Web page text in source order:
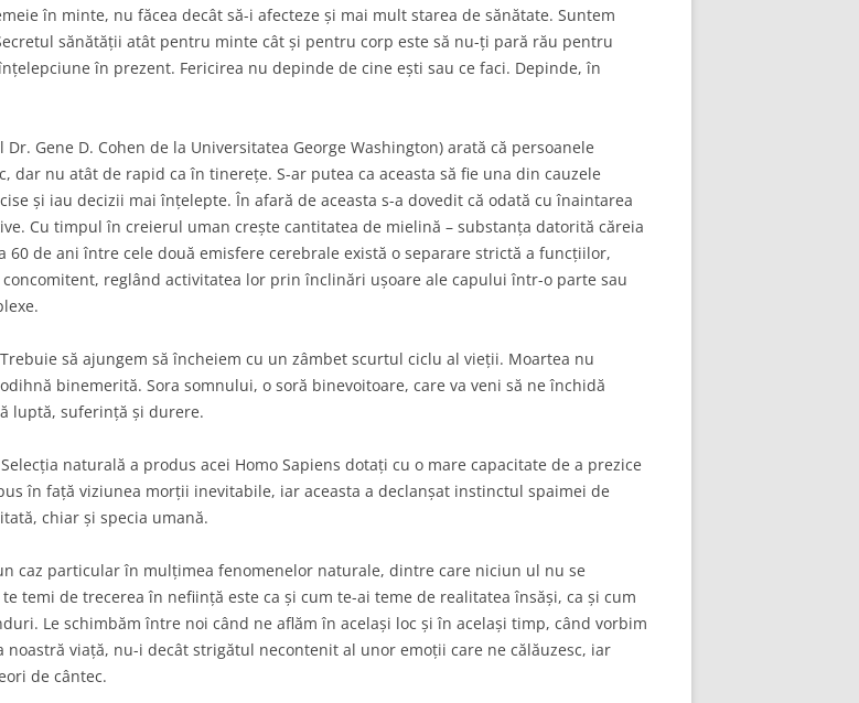
în minte, nu făcea decât să-i afecteze și mai mult starea de sănătate. Suntem
sănătății atât pentru minte cât și pentru corp este să nu-ți pară rău pentru
în prezent. Fericirea nu depinde de cine ești sau ce faci. Depinde, în
Gene D. Cohen de la Universitatea George Washington) arată că persoanele
nu atât de rapid ca în tinerețe. S-ar putea ca aceasta să fie una din cauzele
și iau decizii mai înțelepte. În afară de aceasta s-a dovedit că odată cu înaintarea
Cu timpul în creierul uman crește cantitatea de mielină – substanța datorită căreia
de ani între cele două emisfere cerebrale există o separare strictă a funcțiilor,
reglând activitatea lor prin înclinări ușoare ale capului într-o parte sau
să ajungem să încheiem cu un zâmbet scurtul ciclu al vieții. Moartea nu
binemerită. Sora somnului, o soră binevoitoare, care va veni să ne închidă
luptă, suferință și durere.
naturală a produs acei Homo Sapiens dotați cu o mare capacitate de a prezice
în față viziunea morții inevitabile, iar aceasta a declanșat instinctul spaimei de
chiar și specia umană.
particular în mulțimea fenomenelor naturale, dintre care niciun ul nu se
temi de trecerea în neființă este ca și cum te-ai teme de realitatea însăși, ca și cum
Le schimbăm între noi când ne aflăm în același loc și în același timp, când vorbim
viață, nu-i decât strigătul necontenit al unor emoții care ne călăuzesc, iar
de cântec.